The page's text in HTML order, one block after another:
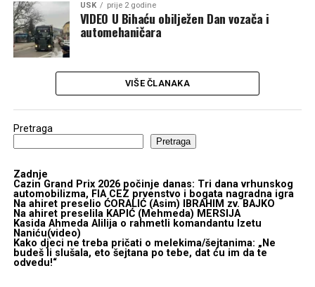
USK prije 2 godine
VIDEO U Bihaću obilježen Dan vozača i
automehaničara
VIŠE ČLANAKA
Pretraga
Pretraga
Zadnje
Cazin Grand Prix 2026 počinje danas: Tri dana vrhunskog
automobilizma, FIA CEZ prvenstvo i bogata nagradna igra
Na ahiret preselio ĆORALIĆ (Asim) IBRAHIM zv. BAJKO
Na ahiret preselila KAPIĆ (Mehmeda) MERSIJA
Kasida Ahmeda Alilija o rahmetli komandantu Izetu
Naniću(video)
Kako djeci ne treba pričati o melekima/šejtanima: „Ne
budeš li slušala, eto šejtana po tebe, dat ću im da te
odvedu!“